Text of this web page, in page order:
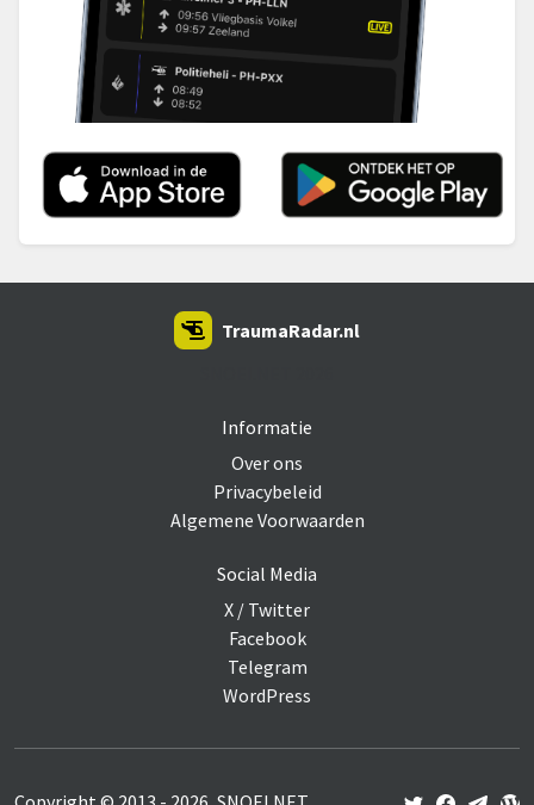
Informatie
Over ons
Privacybeleid
Algemene Voorwaarden
Social Media
X / Twitter
Facebook
Telegram
WordPress
TraumaRadar.nl